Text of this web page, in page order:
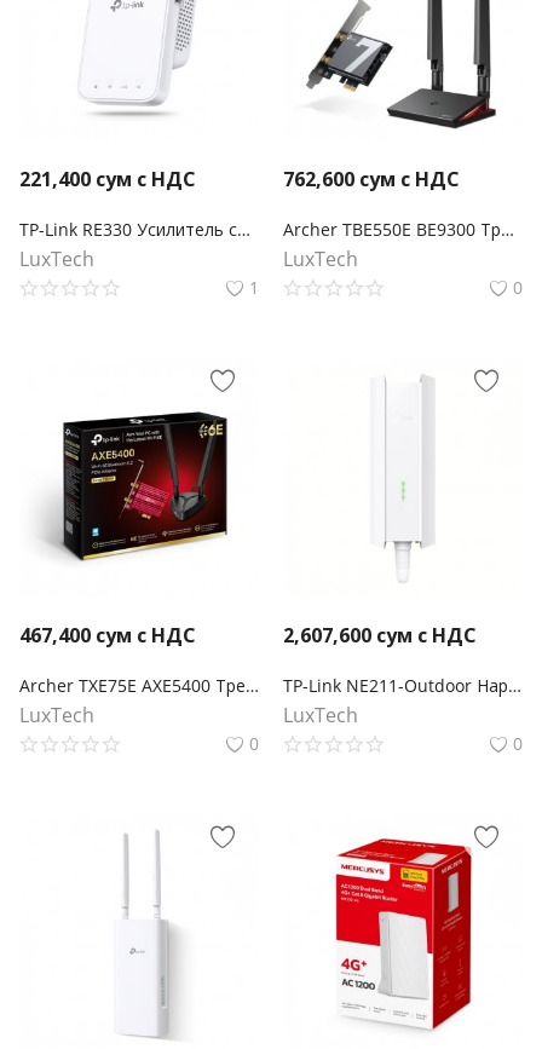
221,400 сум с НДС
TP-Link RE330 Усилитель сигнала Wi‑Fi AC1200 с поддержкой Mesh
LuxTech
1
762,600 сум с НДС
Archer TBE550E BE9300 Трехдиапазонный беспроводной PCI Express-адаптер Wi-Fi 7 с поддержкой Bluetooth 5.4
LuxTech
0
467,400 сум с НДС
Archer TXE75E AXE5400 Трехдиапазонный беспроводной PCI Express-адаптер Wi-Fi 6E с поддержкой Bluetooth 5.3
LuxTech
0
2,607,600 сум с НДС
TP-Link NE211-Outdoor Наружный шлюз 5G
LuxTech
0